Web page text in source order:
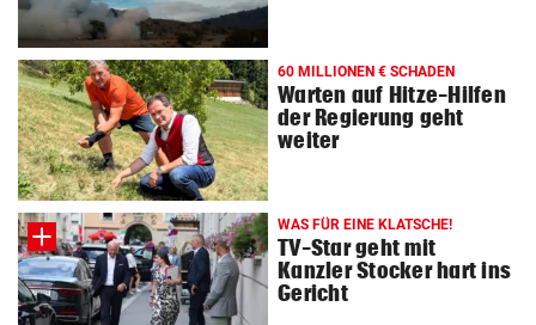
60 MILLIONEN € SCHADEN
Warten auf Hitze-Hilfen
der Regierung geht
weiter
WAS FÜR EINE KLATSCHE!
TV-Star geht mit
Kanzler Stocker hart ins
Gericht